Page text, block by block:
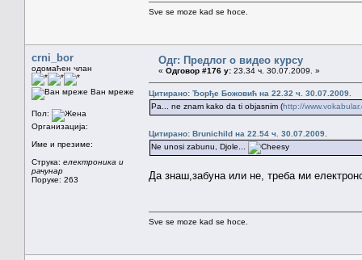
Sve se moze kad se hoce.
crni_bor
одомаћен члан
Ван мреже
Пол:
Организација:
Име и презиме:
Струка: електроника и
рачунар
Поруке: 263
Одг: Предлог о видео курсу
« Одговор #176 у: 23.34 ч. 30.07.2009. »
Цитирано: Ђорђе Божовић на 22.32 ч. 30.07.2009.
Pa... ne znam kako da ti objasnim (http://
Цитирано: Brunichild на 22.54 ч. 30.07.2009.
Ne unosi zabunu, Djole...
Да знаш,забуна или не, треба ми
Sve se moze kad se hoce.